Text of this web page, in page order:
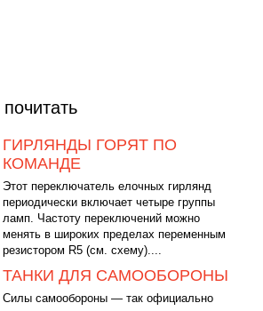
ГИРЛЯНДЫ ГОРЯТ ПО
КОМАНДЕ
Этот переключатель елочных гирлянд
периодически включает четыре группы
ламп. Частоту переключений можно
менять в широких пределах переменным
резистором R5 (см. схему)....
ТАНКИ ДЛЯ САМООБОРОНЫ
Силы самообороны — так официально